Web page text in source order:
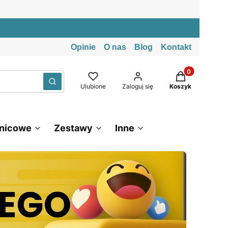
Opinie O nas Blog Kontakt
WyczyśćSzukaj Ulubione Zaloguj się
Produkty w
Koszyk
Zestawy Inne